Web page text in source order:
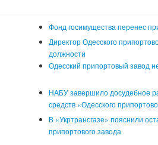
Фонд госимущества перенес
Директор Одесского
должности
Одесский припортовый завод
НАБУ завершило досудебное
средств «Одесского
В «Укртрансгазе» пояснили
припортового завода